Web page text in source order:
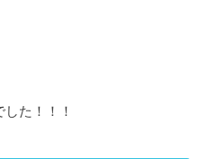
た！！！